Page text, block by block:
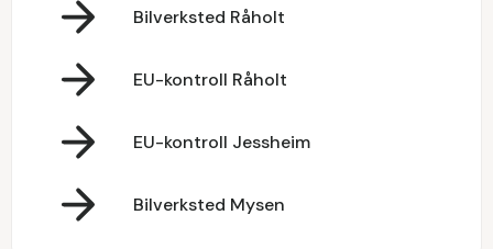
Bilverksted Råholt
EU-kontroll Råholt
EU-kontroll Jessheim
Bilverksted Mysen